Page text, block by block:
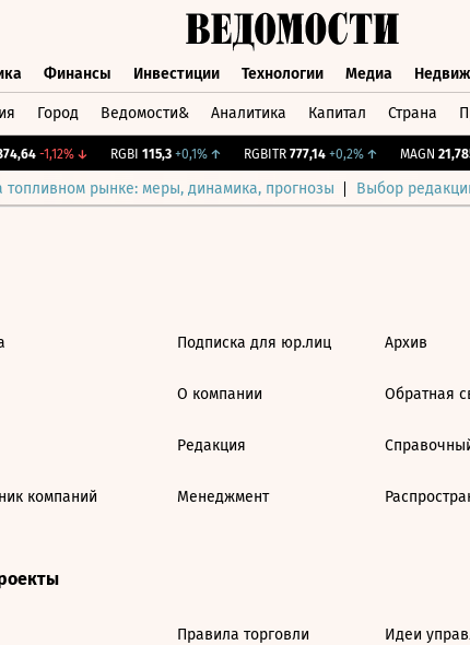
Финансы Инвестиции Технологии Медиа
Город Ведомости& Аналитика Капитал Страна
-1,12%↓ RGBI 115,3 +0,1%↑ RGBITR 777,14 +0,2%↑ MAGN 21,785
топливном рынке: меры, динамика, прогнозы Выбор
компаний
Подписка для юр.лиц
О компании
Редакция
Менеджмент
Архив
Обратная
Правила торговли Идеи